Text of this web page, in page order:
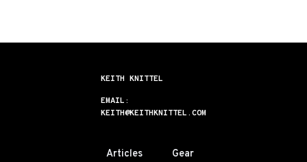
KEITH KNITTEL
EMAIL:
KEITH@KEITHKNITTEL.COM
Articles Gear